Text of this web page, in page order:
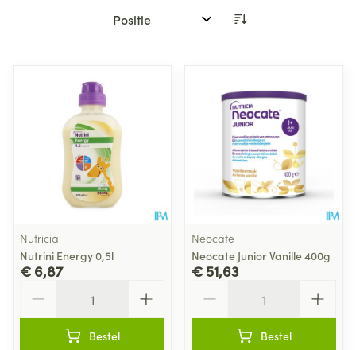
Sorteer op:
Nutricia
Nutrini Energy 0,5l
€ 6,87
Bestel
Neocate
Neocate Junior Vanille 400g
€ 51,63
Bestel